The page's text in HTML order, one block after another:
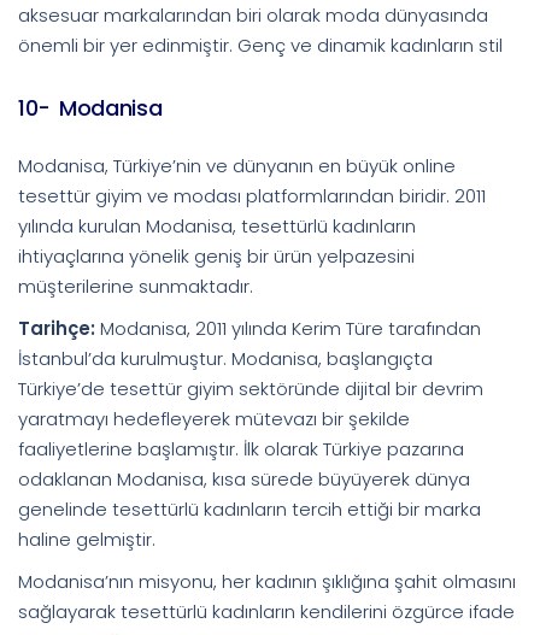
aksesuar markalarından biri olarak moda dünyasında
önemli bir yer edinmiştir. Genç ve dinamik kadınların stil
10- Modanisa
Modanisa, Türkiye’nin ve dünyanın en büyük online
tesettür giyim ve modası platformlarından biridir. 2011
yılında kurulan Modanisa, tesettürlü kadınların
ihtiyaçlarına yönelik geniş bir ürün yelpazesini
müşterilerine sunmaktadır.
Tarihçe: Modanisa, 2011 yılında Kerim Türe tarafından
İstanbul’da kurulmuştur. Modanisa, başlangıçta
Türkiye’de tesettür giyim sektöründe dijital bir devrim
yaratmayı hedefleyerek mütevazı bir şekilde
faaliyetlerine başlamıştır. İlk olarak Türkiye pazarına
odaklanan Modanisa, kısa sürede büyüyerek dünya
genelinde tesettürlü kadınların tercih ettiği bir marka
haline gelmiştir.
Modanisa’nın misyonu, her kadının şıklığına şahit olmasını
sağlayarak tesettürlü kadınların kendilerini özgürce ifade